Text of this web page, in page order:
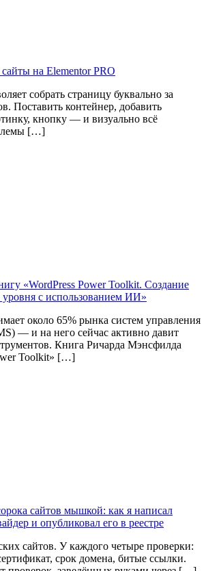
на Elementor PRO
собрать страницу буквально за
Поставить контейнер, добавить
кнопку — и визуально всё
[…]
«WordPress Power Toolkit. Создание
уровня с использованием ИИ»
около 65% рынка систем управления
— и на него сейчас активно давит
Книга Ричарда Мэнсфилда
Toolkit» […]
сайтов мышкой: как я написал
и опубликовал его в реестре
сайтов. У каждого четыре проверки:
срок домена, битые ссылки.